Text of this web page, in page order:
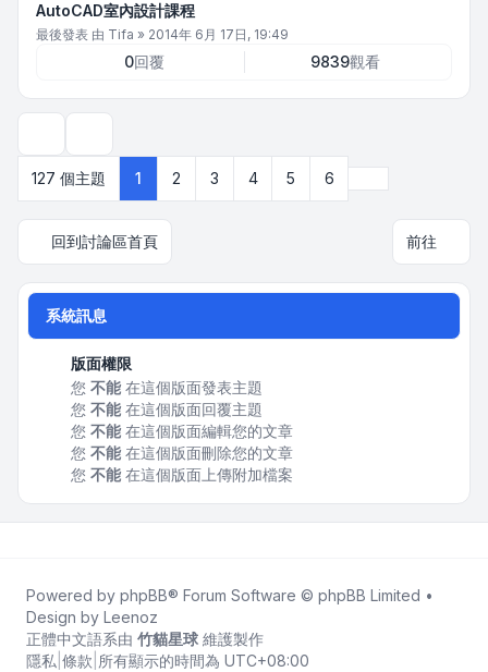
AutoCAD室內設計課程
最後發表 由 Tifa » 2014年 6月 17日, 19:49
0回覆 9839觀看
127 個主題
1 2 3 4 5 6
回到討論區首頁 前往
系統訊息
版面權限
您 不能在這個版面發表主題
您 不能在這個版面回覆主題
您 不能在這個版面編輯您的文章
您 不能在這個版面刪除您的文章
您 不能在這個版面上傳附加檔案
Powered by phpBB® Forum Software © phpBB Limited •
Design by Leenoz
正體中文語系由 竹貓星球 維護製作
隱私 條款 所有顯示的時間為 UTC+08:00